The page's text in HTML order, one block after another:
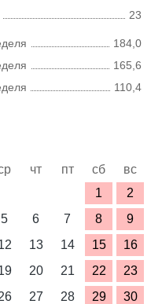
23
184,0
165,6
110,4
чт пт сб
вс
1
2
5 6 7 8
9
13 14 15
16
20 21 22
23
27 28 29
30